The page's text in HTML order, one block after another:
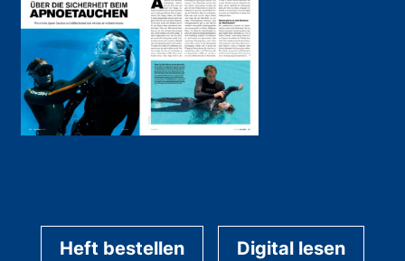
Heft bestellen Digital lesen